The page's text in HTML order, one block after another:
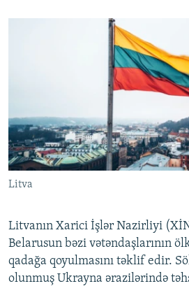
Litva
Litvanın Xarici İşlər Nazirliyi
Belarusun bəzi vətəndaşlarının
qadağa qoyulmasını təklif edir.
olunmuş Ukrayna ərazilərində